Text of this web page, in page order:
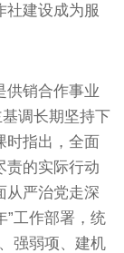
社建设成为服
供销合作事业
调长期坚持下
时指出，全面
责的实际行动
从严治党走深
”工作部署，统
强弱项、建机